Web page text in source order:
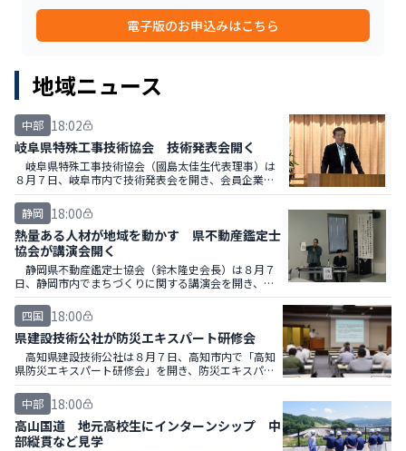
電子版のお申込みはこちら
地域ニュース
中部 18:02
岐阜県特殊工事技術協会 技術発表会開く
岐阜県特殊工事技術協会（國島太佳生代表理事）は
８月７日、岐阜市内で技術発表会を開き、会員企業の
技術者ら約１２０人が参加した。
静岡 18:00
熱量ある人材が地域を動かす 県不動産鑑定士
協会が講演会開く
静岡県不動産鑑定士協会（鈴木隆史会長）は８月７
日、静岡市内でまちづくりに関する講演会を開き、東
京・丸の内をフィールドにまちづくりを推進する三菱
地所社員２人を講師に招き、静岡の活性化に向けた課
題解決の
四国 18:00
県建設技術公社が防災エキスパート研修会
高知県建設技術公社は８月７日、高知市内で「高知
県防災エキスパート研修会」を開き、防災エキスパー
トとして活躍する高知県土木部やＯＢ、市町村職員、
会員など42人が参加した。
中部 18:00
高山国道 地元高校生にインターンシップ 中
部縦貫など見学